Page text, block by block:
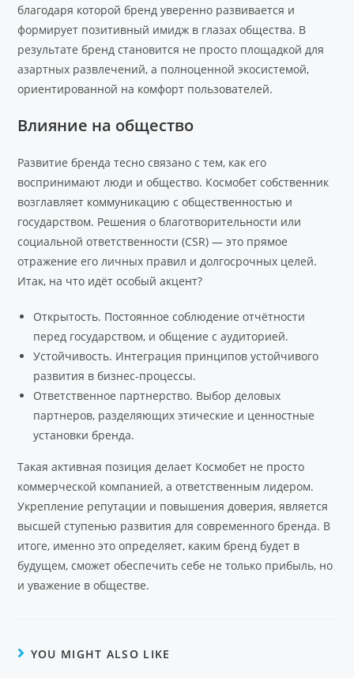
благодаря которой бренд уверенно развивается и
формирует позитивный имидж в глазах общества. В
результате бренд становится не просто площадкой для
азартных развлечений, а полноценной экосистемой,
ориентированной на комфорт пользователей.
Влияние на общество
Развитие бренда тесно связано с тем, как его
воспринимают люди и общество. Космобет собственник
возглавляет коммуникацию с общественностью и
государством. Решения о благотворительности или
социальной ответственности (CSR) — это прямое
отражение его личных правил и долгосрочных целей.
Итак, на что идёт особый акцент?
Открытость. Постоянное соблюдение отчётности
перед государством, и общение с аудиторией.
Устойчивость. Интеграция принципов устойчивого
развития в бизнес-процессы.
Ответственное партнерство. Выбор деловых
партнеров, разделяющих этические и ценностные
установки бренда.
Такая активная позиция делает Космобет не просто
коммерческой компанией, а ответственным лидером.
Укрепление репутации и повышения доверия, является
высшей ступенью развития для современного бренда. В
итоге, именно это определяет, каким бренд будет в
будущем, сможет обеспечить себе не только прибыль, но
и уважение в обществе.
YOU MIGHT ALSO LIKE